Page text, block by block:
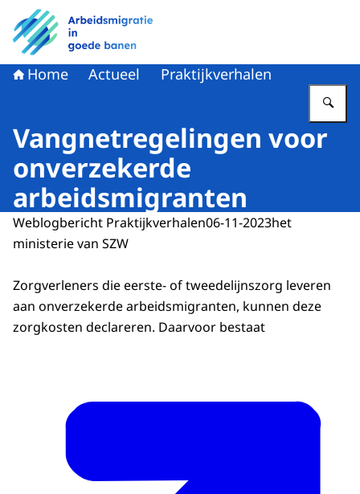
Naar de homepage van Arbeidsmigratie in goede banen
Home Actueel Praktijkverhalen
Vangnetregelingen voor
onverzekerde
arbeidsmigranten
Weblogbericht Praktijkverhalen06-11-2023het
ministerie van SZW
Zorgverleners die eerste- of tweedelijnszorg leveren
aan onverzekerde arbeidsmigranten, kunnen deze
zorgkosten declareren. Daarvoor bestaat